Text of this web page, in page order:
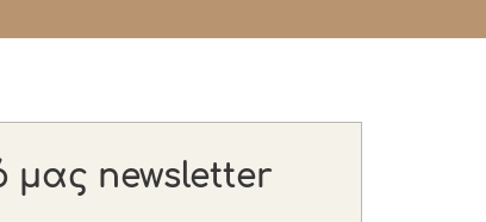
μας newsletter